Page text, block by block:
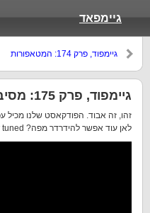
גיימפאד
גיימפוד, פרק 174: המטאפורות
גיימפוד, פרק 175: מסיבת גג
זהו, זה אבוד. הפודקאסט שלנו מכיל
לאן עוד אפשר להידרדר מפה? stay tuned!